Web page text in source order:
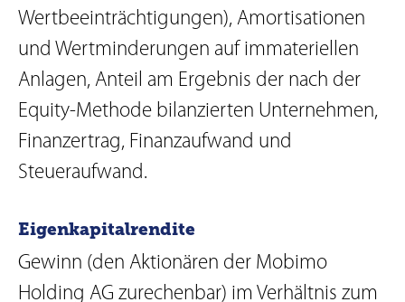
Wertbeeinträchtigungen), Amortisationen
und Wertminderungen auf immateriellen
Anlagen, Anteil am Ergebnis der nach der
Equity-Methode bilanzierten Unternehmen,
Finanzertrag, Finanzaufwand und
Steueraufwand.
Eigenkapitalrendite
Gewinn (den Aktionären der Mobimo
Holding AG zurechenbar) im Verhältnis zum